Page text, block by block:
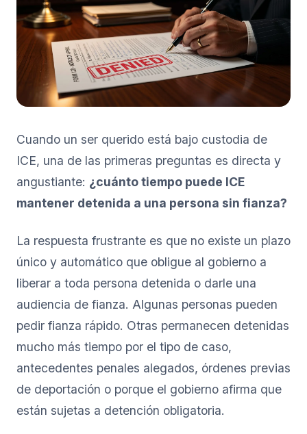
Cuando un ser querido está bajo custodia de
ICE, una de las primeras preguntas es directa y
angustiante: ¿cuánto tiempo puede ICE
mantener detenida a una persona sin fianza?
La respuesta frustrante es que no existe un plazo
único y automático que obligue al gobierno a
liberar a toda persona detenida o darle una
audiencia de fianza. Algunas personas pueden
pedir fianza rápido. Otras permanecen detenidas
mucho más tiempo por el tipo de caso,
antecedentes penales alegados, órdenes previas
de deportación o porque el gobierno afirma que
están sujetas a detención obligatoria.